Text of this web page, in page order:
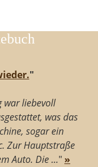
"
war liebevoll
was das
sogar ein
Zur Hauptstraße
Auto. Die ..." »